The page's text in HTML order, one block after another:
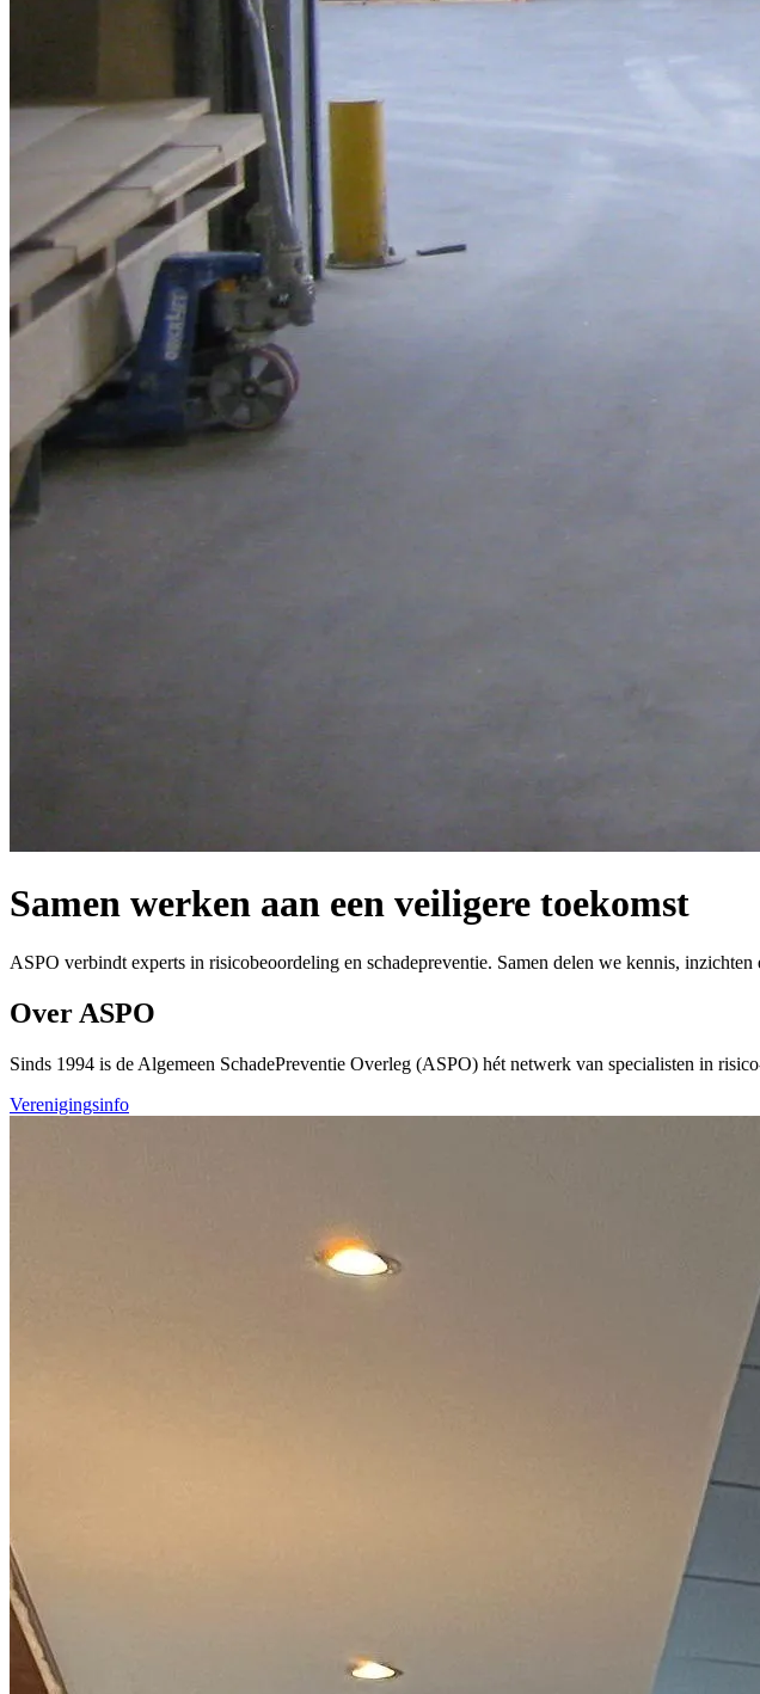
Samen werken aan een veiligere toekomst
ASPO verbindt experts in risicobeoordeling en schadepreventie. Samen delen we kennis, inzichten
Over ASPO
Sinds 1994 is de Algemeen SchadePreventie Overleg (ASPO) hét netwerk van specialisten in
Verenigingsinfo